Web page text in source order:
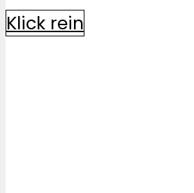
Klick rein